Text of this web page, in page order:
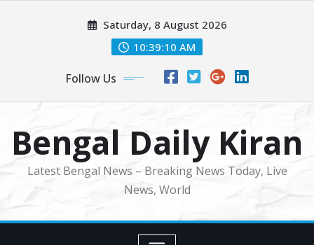
Saturday, 8 August 2026
10:39:13 AM
Follow Us
Bengal Daily Kiran
Latest Bengal News – Breaking News Today, Live
News, World